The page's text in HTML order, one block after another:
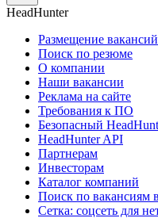
HeadHunter
Размещение вакансий
Поиск по резюме
О компании
Наши вакансии
Реклама на сайте
Требования к ПО
Безопасный
HeadHunter API
Партнерам
Инвесторам
Каталог компаний
Поиск по вакансиям
Сетка: соцсеть для